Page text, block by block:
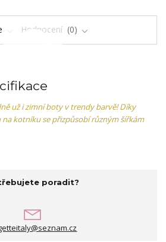
Hodnocení 0
už i zimní boty v trendy barvě! Díky
na kotníku se přizpůsobí různým šířkám
poradit?